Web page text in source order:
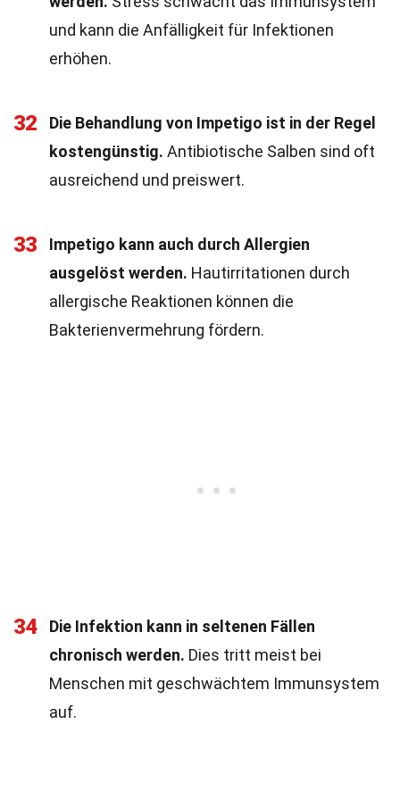
und kann die Anfälligkeit für Infektionen
erhöhen.
32
Die Behandlung von Impetigo ist in der Regel
kostengünstig. Antibiotische Salben sind oft
ausreichend und preiswert.
33
Impetigo kann auch durch Allergien
ausgelöst werden. Hautirritationen durch
allergische Reaktionen können die
Bakterienvermehrung fördern.
34
Die Infektion kann in seltenen Fällen
chronisch werden. Dies tritt meist bei
Menschen mit geschwächtem Immunsystem
auf.